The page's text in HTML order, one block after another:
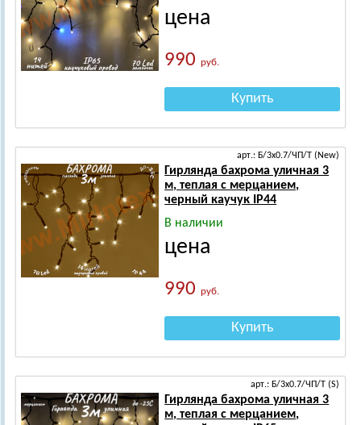
цена
990руб.
Купить
арт.: Б/3х0.7/ЧП/Т (New)
Гирлянда бахрома уличная 3
м, теплая с мерцанием,
черный каучук IP44
В наличии
цена
990руб.
Купить
арт.: Б/3х0.7/ЧП/Т (S)
Гирлянда бахрома уличная 3
м, теплая с мерцанием,